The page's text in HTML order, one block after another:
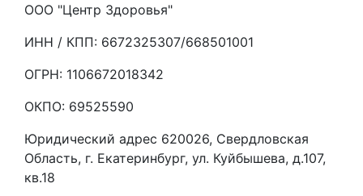
ООО "Центр Здоровья"
ИНН / КПП: 6672325307/668501001
ОГРН: 1106672018342
ОКПО: 69525590
Юридический адрес 620026, Свердловская
Область, г. Екатеринбург, ул. Куйбышева, д.107,
кв.18